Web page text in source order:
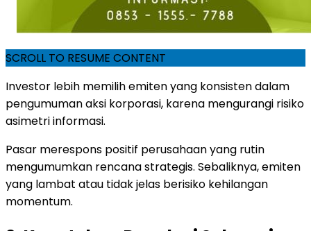
SCROLL TO RESUME CONTENT
Investor lebih memilih emiten yang konsisten dalam
pengumuman aksi korporasi, karena mengurangi risiko
asimetri informasi.
Pasar merespons positif perusahaan yang rutin
mengumumkan rencana strategis. Sebaliknya, emiten
yang lambat atau tidak jelas berisiko kehilangan
momentum.